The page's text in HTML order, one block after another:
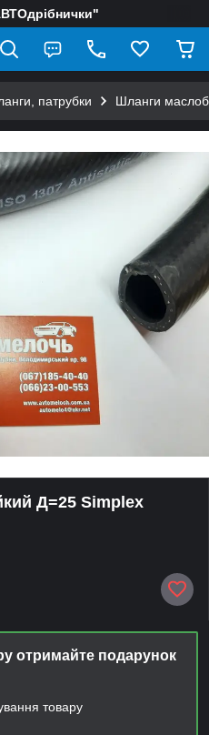
патрубки Шланги
Д=25 Simplex
отримайте подарунок
товару